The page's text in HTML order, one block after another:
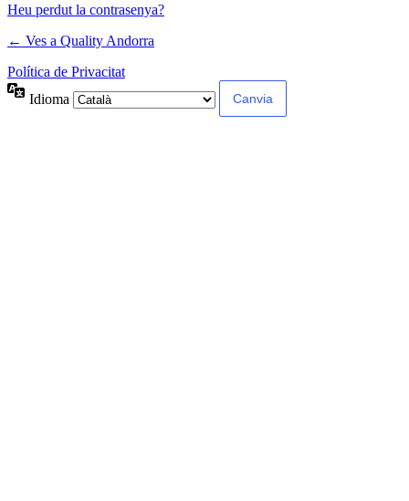
Heu perdut la contrasenya?
← Ves a Quality Andorra
Política de Privacitat
Idioma